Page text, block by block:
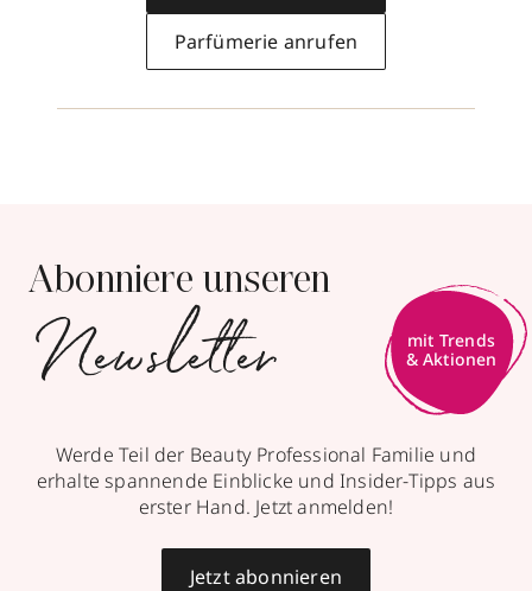
Parfümerie anrufen
Abonniere unseren
Newsletter
mit Trends
& Aktionen
Werde Teil der Beauty Professional Familie und
erhalte spannende Einblicke und Insider-Tipps aus
erster Hand. Jetzt anmelden!
Jetzt abonnieren